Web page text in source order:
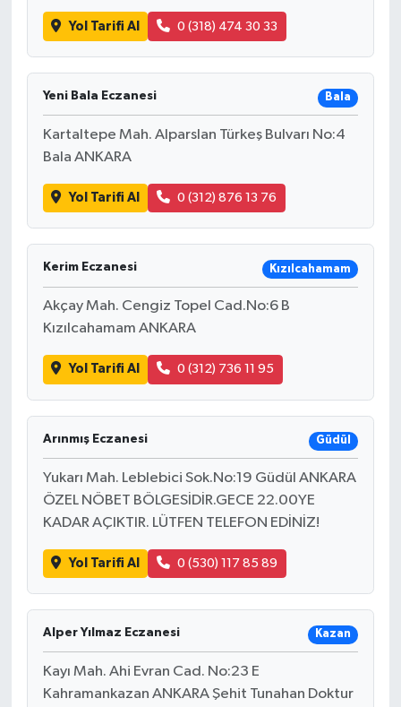
Yol Tarifi Al 0 (318) 474 30 33
Yeni Bala Eczanesi Bala
Kartaltepe Mah. Alparslan Türkeş Bulvarı No:4
Bala ANKARA
Yol Tarifi Al 0 (312) 876 13 76
Kerim Eczanesi Kızılcahamam
Akçay Mah. Cengiz Topel Cad.No:6 B
Kızılcahamam ANKARA
Yol Tarifi Al 0 (312) 736 11 95
Arınmış Eczanesi Güdül
Yukarı Mah. Leblebici Sok.No:19 Güdül ANKARA
ÖZEL NÖBET BÖLGESİDİR.GECE 22.00YE
KADAR AÇIKTIR. LÜTFEN TELEFON EDİNİZ!
Yol Tarifi Al 0 (530) 117 85 89
Alper Yılmaz Eczanesi Kazan
Kayı Mah. Ahi Evran Cad. No:23 E
Kahramankazan ANKARA Şehit Tunahan Doktur